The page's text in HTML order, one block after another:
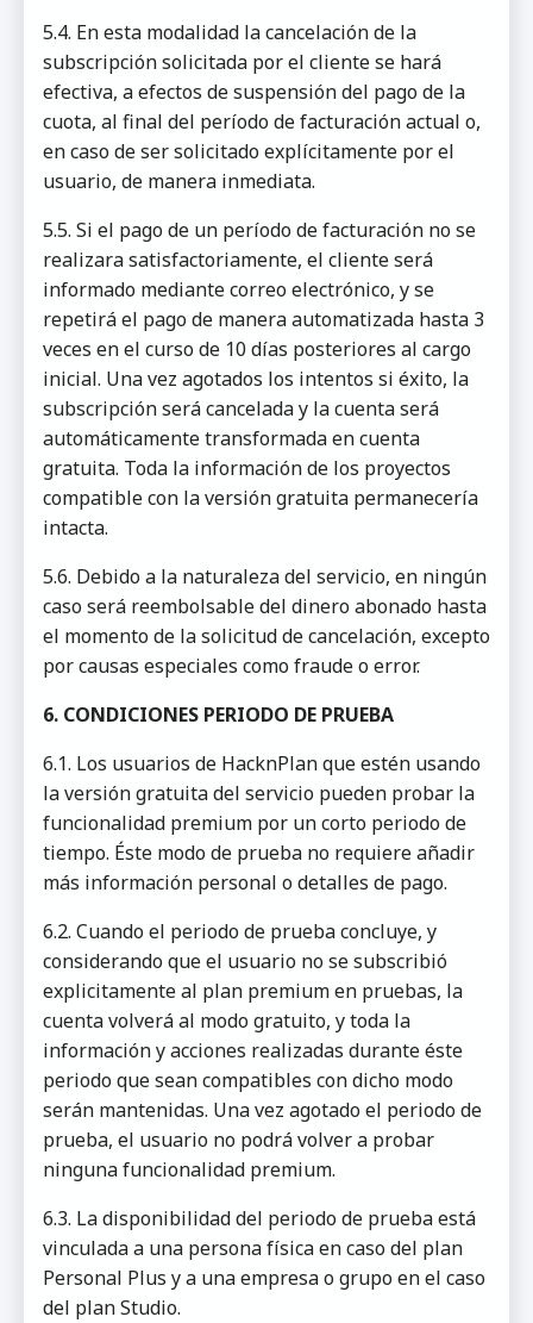
5.4. En esta modalidad la cancelación de la
subscripción solicitada por el cliente se hará
efectiva, a efectos de suspensión del pago de la
cuota, al final del período de facturación actual o,
en caso de ser solicitado explícitamente por el
usuario, de manera inmediata.
5.5. Si el pago de un período de facturación no se
realizara satisfactoriamente, el cliente será
informado mediante correo electrónico, y se
repetirá el pago de manera automatizada hasta 3
veces en el curso de 10 días posteriores al cargo
inicial. Una vez agotados los intentos si éxito, la
subscripción será cancelada y la cuenta será
automáticamente transformada en cuenta
gratuita. Toda la información de los proyectos
compatible con la versión gratuita permanecería
intacta.
5.6. Debido a la naturaleza del servicio, en ningún
caso será reembolsable del dinero abonado hasta
el momento de la solicitud de cancelación, excepto
por causas especiales como fraude o error.
6. CONDICIONES PERIODO DE PRUEBA
6.1. Los usuarios de HacknPlan que estén usando
la versión gratuita del servicio pueden probar la
funcionalidad premium por un corto periodo de
tiempo. Éste modo de prueba no requiere añadir
más información personal o detalles de pago.
6.2. Cuando el periodo de prueba concluye, y
considerando que el usuario no se subscribió
explicitamente al plan premium en pruebas, la
cuenta volverá al modo gratuito, y toda la
información y acciones realizadas durante éste
periodo que sean compatibles con dicho modo
serán mantenidas. Una vez agotado el periodo de
prueba, el usuario no podrá volver a probar
ninguna funcionalidad premium.
6.3. La disponibilidad del periodo de prueba está
vinculada a una persona física en caso del plan
Personal Plus y a una empresa o grupo en el caso
del plan Studio.